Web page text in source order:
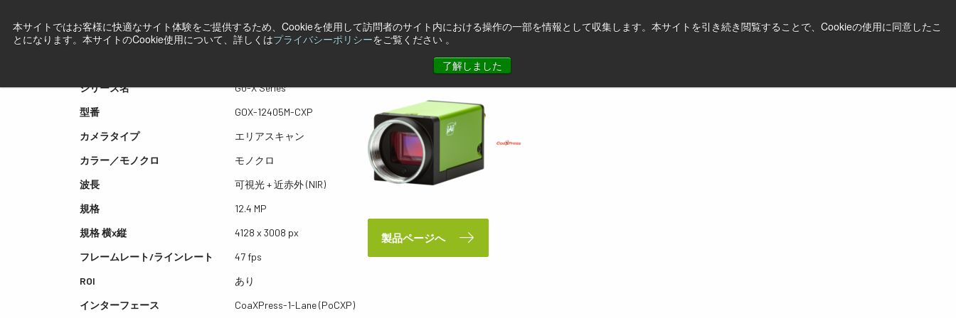
本サイトではお客様に快適なサイト体験をご提供するため、Cookieを使用して訪問者のサイト内における操作の一部を情報として収集します。本サイトを引き続き閲覧することで、Cookieの使用に同意したこ
とになります。本サイトのCookie使用について、詳しくはプライバシーポリシーをご覧ください 。
了解しました
プレビュー GOX-12405M-CXP
シリーズ名
Go-X Series
型番
GOX-12405M-CXP
カメラタイプ
エリアスキャン
カラー／モノクロ
モノクロ
波長
可視光 + 近赤外 (NIR)
規格
12.4 MP
規格 横x縦
4128 x 3008 px
フレームレート/ラインレート
47 fps
ROI
あり
インターフェース
CoaXPress-1-Lane (PoCXP)
製品ページへ